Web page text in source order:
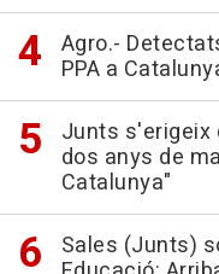
Agro.-
PPA a
Junts s'erigeix
dos anys de
Catalunya"
Sales (Junts)